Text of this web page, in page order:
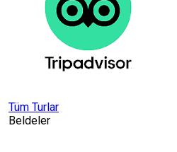
Tüm Turlar
Beldeler